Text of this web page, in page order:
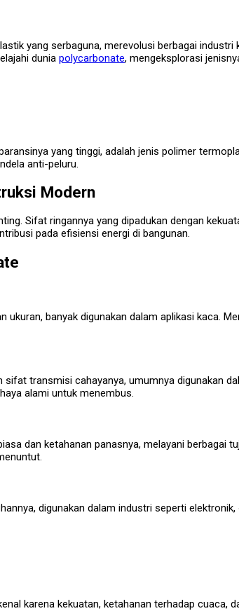
yang serbaguna, merevolusi berbagai
dunia polycarbonate, mengeksplorasi
yang tinggi, adalah jenis polimer
anti-peluru.
Modern
Sifat ringannya yang dipadukan dengan
pada efisiensi energi di bangunan.
banyak digunakan dalam aplikasi kaca.
transmisi cahayanya, umumnya digunakan
alami untuk menembus.
dan ketahanan panasnya, melayani berbagai
digunakan dalam industri seperti
karena kekuatan, ketahanan terhadap cuaca,